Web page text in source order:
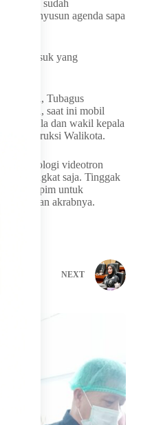
Edo, ia sudah
menyusun agenda sapa
Termasuk yang
Cirebon, Tubagus
saat ini mobil
kepala dan wakil kepala
interuksi Walikota.
teknologi videotron
perangkat saja. Tinggak
Prokopim untuk
sapaan akrabnya.
NEXT